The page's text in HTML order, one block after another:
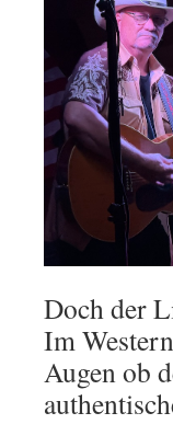
Doch der
Im
Augen ob